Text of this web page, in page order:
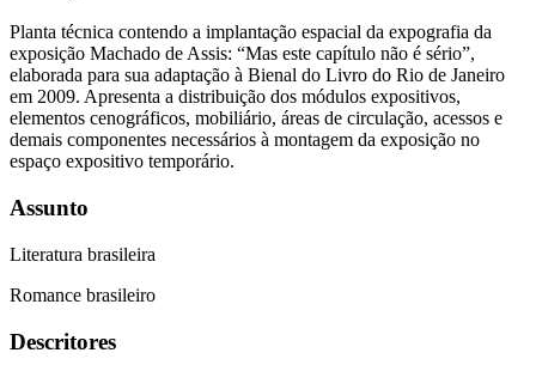
Planta técnica contendo a implantação espacial da expografia da
exposição Machado de Assis: “Mas este capítulo não é sério”,
elaborada para sua adaptação à Bienal do Livro do Rio de Janeiro
em 2009. Apresenta a distribuição dos módulos expositivos,
elementos cenográficos, mobiliário, áreas de circulação, acessos e
demais componentes necessários à montagem da exposição no
espaço expositivo temporário.
Assunto
Literatura brasileira
Romance brasileiro
Descritores